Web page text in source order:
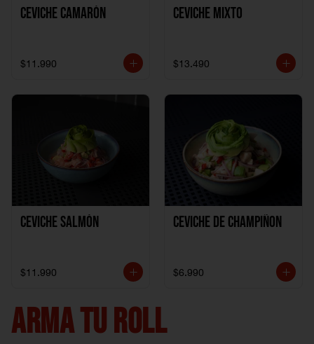
Ceviche Camarón
$11.990
Ceviche Mixto
$13.490
Ceviche Salmón
$11.990
Ceviche de Champiñon
$6.990
ARMA TU ROLL